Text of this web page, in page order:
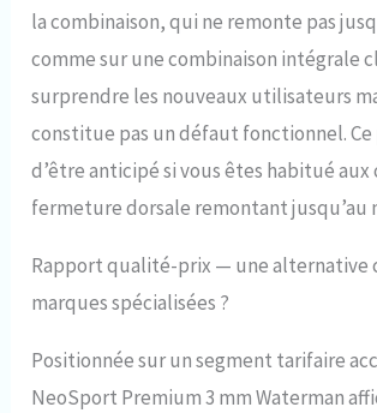
la combinaison, qui ne remonte pas
comme sur une combinaison intégrale
surprendre les nouveaux utilisateurs
constitue pas un défaut fonctionnel.
d’être anticipé si vous êtes habitué aux
fermeture dorsale remontant jusqu’au
Rapport qualité-prix — une alternative
marques spécialisées ?
Positionnée sur un segment tarifaire
NeoSport Premium 3 mm Waterman